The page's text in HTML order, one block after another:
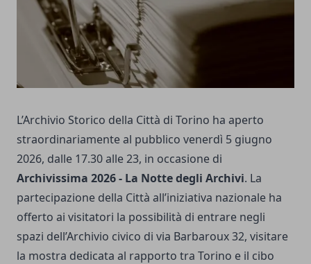
L’Archivio Storico della Città di Torino ha aperto
straordinariamente al pubblico venerdì 5 giugno
2026, dalle 17.30 alle 23, in occasione di
Archivissima 2026 - La Notte degli Archivi. La
partecipazione della Città all’iniziativa nazionale ha
offerto ai visitatori la possibilità di entrare negli
spazi dell’Archivio civico di via Barbaroux 32, visitare
la mostra dedicata al rapporto tra Torino e il cibo